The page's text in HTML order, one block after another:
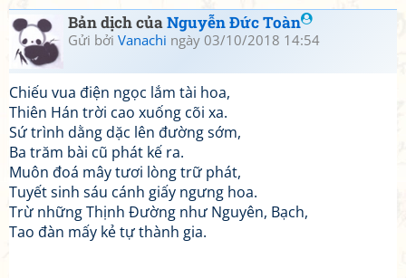
Bản dịch củaNguyễn Đức Toàn
Gửi bởi Vanachi ngày 03/10/2018 14:54
Chiếu vua điện ngọc lắm tài hoa,
Thiên Hán trời cao xuống cõi xa.
Sứ trình dằng dặc lên đường sớm,
Ba trăm bài cũ phát kế ra.
Muôn đoá mây tươi lòng trữ phát,
Tuyết sinh sáu cánh giấy ngưng hoa.
Trừ những Thịnh Đường như Nguyên, Bạch,
Tao đàn mấy kẻ tự thành gia.